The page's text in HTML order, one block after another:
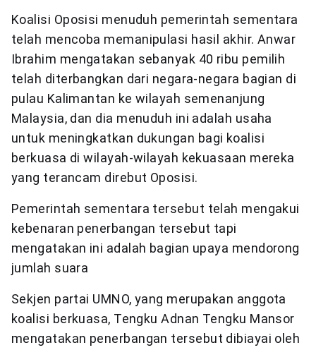
Koalisi Oposisi menuduh pemerintah sementara
telah mencoba memanipulasi hasil akhir. Anwar
Ibrahim mengatakan sebanyak 40 ribu pemilih
telah diterbangkan dari negara-negara bagian di
pulau Kalimantan ke wilayah semenanjung
Malaysia, dan dia menuduh ini adalah usaha
untuk meningkatkan dukungan bagi koalisi
berkuasa di wilayah-wilayah kekuasaan mereka
yang terancam direbut Oposisi.
Pemerintah sementara tersebut telah mengakui
kebenaran penerbangan tersebut tapi
mengatakan ini adalah bagian upaya mendorong
jumlah suara
Sekjen partai UMNO, yang merupakan anggota
koalisi berkuasa, Tengku Adnan Tengku Mansor
mengatakan penerbangan tersebut dibiayai oleh